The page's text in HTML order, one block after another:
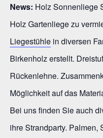
News: Holz Sonnenliege
Holz Gartenliege zu
Liegestühle in diversen
Birkenholz erstellt.
Rückenlehne.
Möglichkeit auf das
Bei uns finden Sie auch
ihre Strandparty. Palmen,